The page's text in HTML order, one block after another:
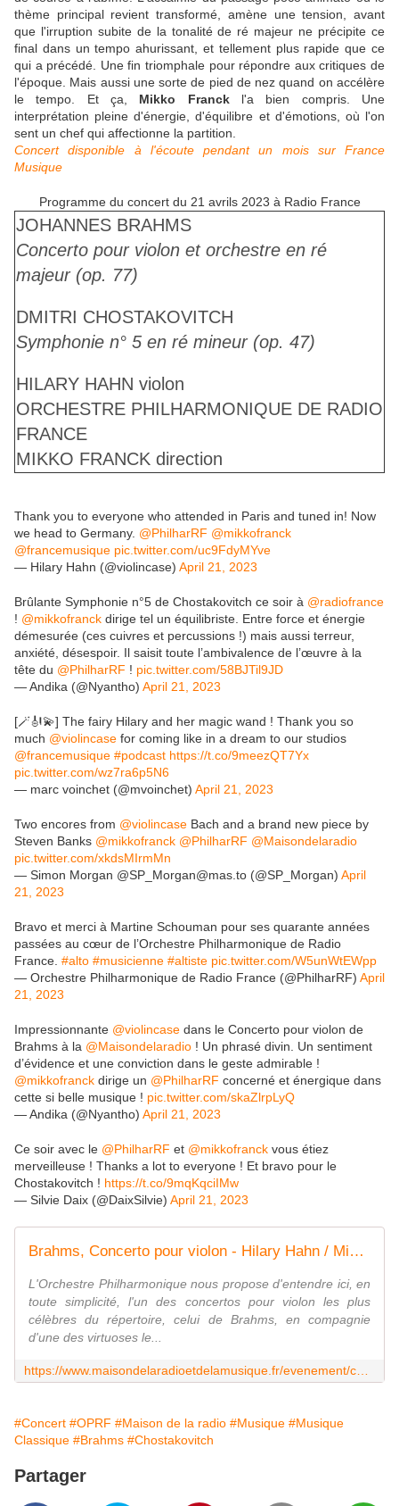
thème principal revient transformé, amène une tension, avant
que l'irruption subite de la tonalité de ré majeur ne précipite ce
final dans un tempo ahurissant, et tellement plus rapide que ce
qui a précédé. Une fin triomphale pour répondre aux critiques de
l'époque. Mais aussi une sorte de pied de nez quand on accélère
le tempo. Et ça, Mikko Franckl'a bien compris. Une
interprétation pleine d'énergie, d'équilibre et d'émotions, où l'on
sent un chef qui affectionne la partition.
Concert disponible à l'écoute pendant un mois sur France
Musique
Programme du concert du 21 avrils 2023 à Radio France
JOHANNES BRAHMS
Concerto pour violon et orchestre en ré
majeur (op. 77)
DMITRI CHOSTAKOVITCH
Symphonie n° 5 en ré mineur (op. 47)
HILARY HAHN violon
ORCHESTRE PHILHARMONIQUE DE RADIO
FRANCE
MIKKO FRANCK direction
Thank you to everyone who attended in Paris and tuned in! Now
we head to Germany. @PhilharRF @mikkofranck
@francemusique pic.twitter.com/uc9FdyMYve
— Hilary Hahn (@violincase) April 21, 2023
Brûlante Symphonie n°5 de Chostakovitch ce soir à @radiofrance
! @mikkofranck dirige tel un équilibriste. Entre force et énergie
démesurée (ces cuivres et percussions !) mais aussi terreur,
anxiété, désespoir. Il saisit toute l’ambivalence de l’œuvre à la
tête du @PhilharRF ! pic.twitter.com/58BJTil9JD
— Andika (@Nyantho) April 21, 2023
[🪄🎻💫] The fairy Hilary and her magic wand ! Thank you so
much @violincase for coming like in a dream to our studios
@francemusique #podcast https://t.co/9meezQT7Yx
pic.twitter.com/wz7ra6p5N6
— marc voinchet (@mvoinchet) April 21, 2023
Two encores from ⁦ @violincase ⁩ Bach and a brand new piece by
Steven Banks ⁦ @mikkofranck @PhilharRF @Maisondelaradio
pic.twitter.com/xkdsMIrmMn
— Simon Morgan @SP_Morgan@mas.to (@SP_Morgan) April
21, 2023
Bravo et merci à Martine Schouman pour ses quarante années
passées au cœur de l’Orchestre Philharmonique de Radio
France. #alto #musicienne #altiste pic.twitter.com/W5unWtEWpp
— Orchestre Philharmonique de Radio France (@PhilharRF) April
21, 2023
Impressionnante @violincase dans le Concerto pour violon de
Brahms à la @Maisondelaradio ! Un phrasé divin. Un sentiment
d’évidence et une conviction dans le geste admirable !
@mikkofranck dirige un @PhilharRF concerné et énergique dans
cette si belle musique ! pic.twitter.com/skaZlrpLyQ
— Andika (@Nyantho) April 21, 2023
Ce soir avec le @PhilharRF et @mikkofranck vous étiez
merveilleuse ! Thanks a lot to everyone ! Et bravo pour le
Chostakovitch ! https://t.co/9mqKqciIMw
— Silvie Daix (@DaixSilvie) April 21, 2023
Brahms, Concerto pour violon - Hilary Hahn / Mikko Franck - Vendredi 21 avril 2023 - 20h00 Maison de la Radio et de la Musique - Auditorium
L'Orchestre Philharmonique nous propose d'entendre ici, en
toute simplicité, l'un des concertos pour violon les plus
célèbres du répertoire, celui de Brahms, en compagnie
d'une des virtuoses le...
#Concert #OPRF #Maison de la radio #Musique #Musique
Classique #Brahms #Chostakovitch
Partager